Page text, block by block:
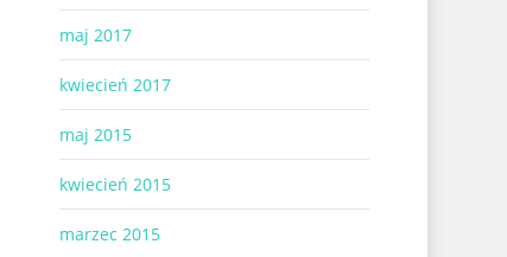
maj 2017
kwiecień 2017
maj 2015
kwiecień 2015
marzec 2015